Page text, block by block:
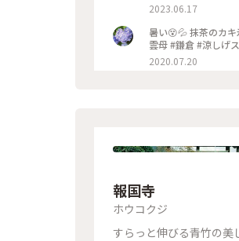
2023.06.17
暑い😵💦 抹茶のカ
雲母 #鎌倉 #涼しげ
2020.07.20
報国寺
ホウコクジ
すらっと伸びる青竹の美